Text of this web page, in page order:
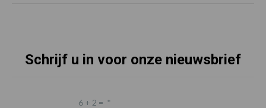
Schrijf u in voor onze nieuwsbrief
6 + 2 = *